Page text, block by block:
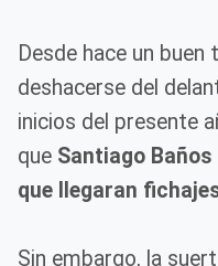
Desde hace un
deshacerse del
inicios del presente
que Santiago
que llegaran
Sin embargo, la